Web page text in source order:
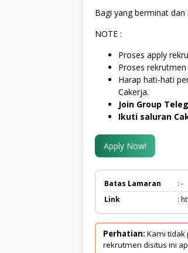
Bagi yang berminat
NOTE :
Proses apply
Proses
Harap hati-hati
Cakerja.
Join Group
Ikuti saluran
Apply Now!
Batas Lamaran
: -
Link
:
Perhatian: Kami
rekrutmen disitus ini